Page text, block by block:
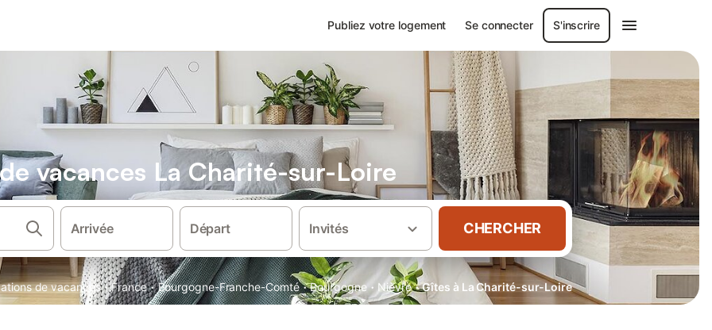
Publiez votre logement Se connecter S'inscrire
vacances La Charité-sur-Loire
Arrivée Départ Invités CHERCHER
de vacances · France · Bourgogne-Franche-Comté · Bourgogne · Nièvre · Gîtes à La Charité-sur-Loire